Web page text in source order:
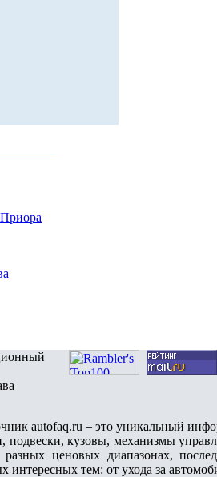
autofaq.ru – это уникальный
подвески, кузовы, механизмы
ценовых диапазонах,
интересных тем: от ухода за